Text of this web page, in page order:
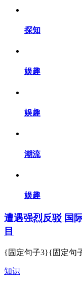
探知
娱趣
娱趣
潮流
娱趣
遭遇强烈反驳 国
目
{固定句子3}{固定句
知识